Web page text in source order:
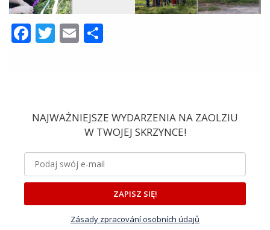
Facebook
Twitter
Email
NAJWAŻNIEJSZE WYDARZENIA NA ZAOLZIU
W TWOJEJ SKRZYNCE!
ZAPISZ SIĘ!
Zásady zpracování osobních údajů